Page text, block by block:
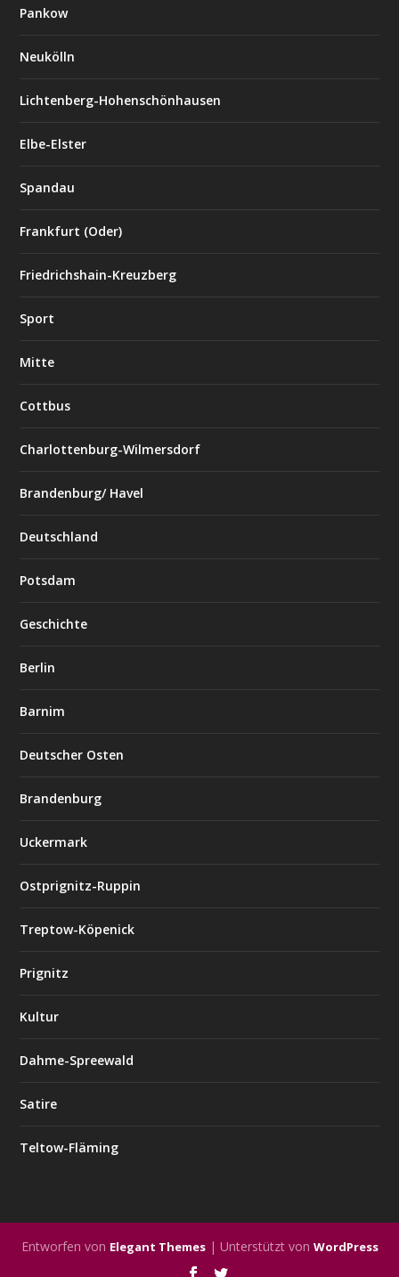
Pankow
Neukölln
Lichtenberg-Hohenschönhausen
Elbe-Elster
Spandau
Frankfurt (Oder)
Friedrichshain-Kreuzberg
Sport
Mitte
Cottbus
Charlottenburg-Wilmersdorf
Brandenburg/ Havel
Deutschland
Potsdam
Geschichte
Berlin
Barnim
Deutscher Osten
Brandenburg
Uckermark
Ostprignitz-Ruppin
Treptow-Köpenick
Prignitz
Kultur
Dahme-Spreewald
Satire
Teltow-Fläming
Entworfen von Elegant Themes| Unterstützt von WordPress